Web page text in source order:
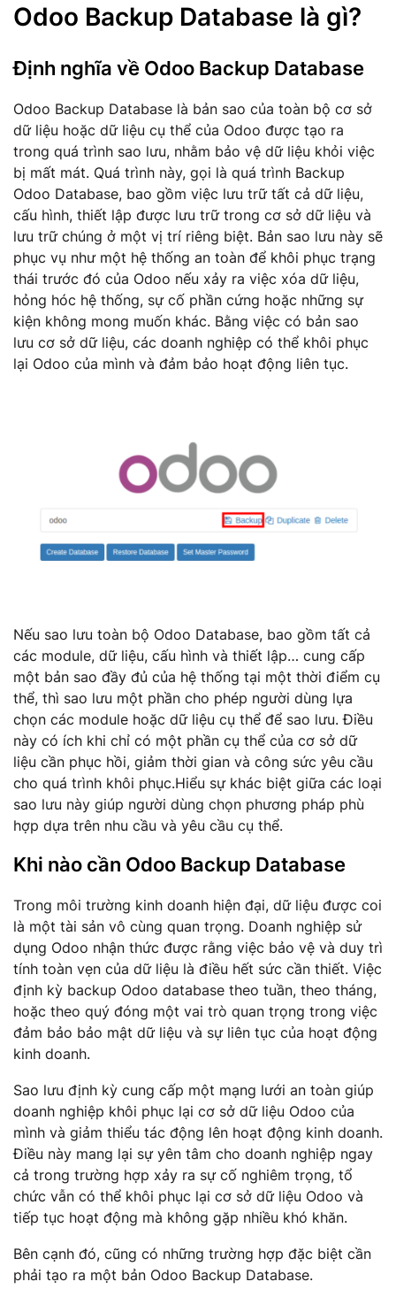
Odoo Backup Database là gì?
Định nghĩa về Odoo Backup Database
Odoo Backup Database là bản sao của toàn bộ cơ sở
dữ liệu hoặc dữ liệu cụ thể của Odoo được tạo ra
trong quá trình sao lưu, nhằm bảo vệ dữ liệu khỏi việc
bị mất mát. Quá trình này, gọi là quá trình Backup
Odoo Database, bao gồm việc lưu trữ tất cả dữ liệu,
cấu hình, thiết lập được lưu trữ trong cơ sở dữ liệu và
lưu trữ chúng ở một vị trí riêng biệt. Bản sao lưu này sẽ
phục vụ như một hệ thống an toàn để khôi phục trạng
thái trước đó của Odoo nếu xảy ra việc xóa dữ liệu,
hỏng hóc hệ thống, sự cố phần cứng hoặc những sự
kiện không mong muốn khác. Bằng việc có bản sao
lưu cơ sở dữ liệu, các doanh nghiệp có thể khôi phục
lại Odoo của mình và đảm bảo hoạt động liên tục.
Nếu sao lưu toàn bộ Odoo Database, bao gồm tất cả
các module, dữ liệu, cấu hình và thiết lập… cung cấp
một bản sao đầy đủ của hệ thống tại một thời điểm cụ
thể, thì sao lưu một phần cho phép người dùng lựa
chọn các module hoặc dữ liệu cụ thể để sao lưu. Điều
này có ích khi chỉ có một phần cụ thể của cơ sở dữ
liệu cần phục hồi, giảm thời gian và công sức yêu cầu
cho quá trình khôi phục.Hiểu sự khác biệt giữa các loại
sao lưu này giúp người dùng chọn phương pháp phù
hợp dựa trên nhu cầu và yêu cầu cụ thể.
Khi nào cần Odoo Backup Database
Trong môi trường kinh doanh hiện đại, dữ liệu được coi
là một tài sản vô cùng quan trọng. Doanh nghiệp sử
dụng Odoo nhận thức được rằng việc bảo vệ và duy trì
tính toàn vẹn của dữ liệu là điều hết sức cần thiết. Việc
định kỳ backup Odoo database theo tuần, theo tháng,
hoặc theo quý đóng một vai trò quan trọng trong việc
đảm bảo bảo mật dữ liệu và sự liên tục của hoạt động
kinh doanh.
Sao lưu định kỳ cung cấp một mạng lưới an toàn giúp
doanh nghiệp khôi phục lại cơ sở dữ liệu Odoo của
mình và giảm thiểu tác động lên hoạt động kinh doanh.
Điều này mang lại sự yên tâm cho doanh nghiệp ngay
cả trong trường hợp xảy ra sự cố nghiêm trọng, tổ
chức vẫn có thể khôi phục lại cơ sở dữ liệu Odoo và
tiếp tục hoạt động mà không gặp nhiều khó khăn.
Bên cạnh đó, cũng có những trường hợp đặc biệt cần
phải tạo ra một bản Odoo Backup Database.